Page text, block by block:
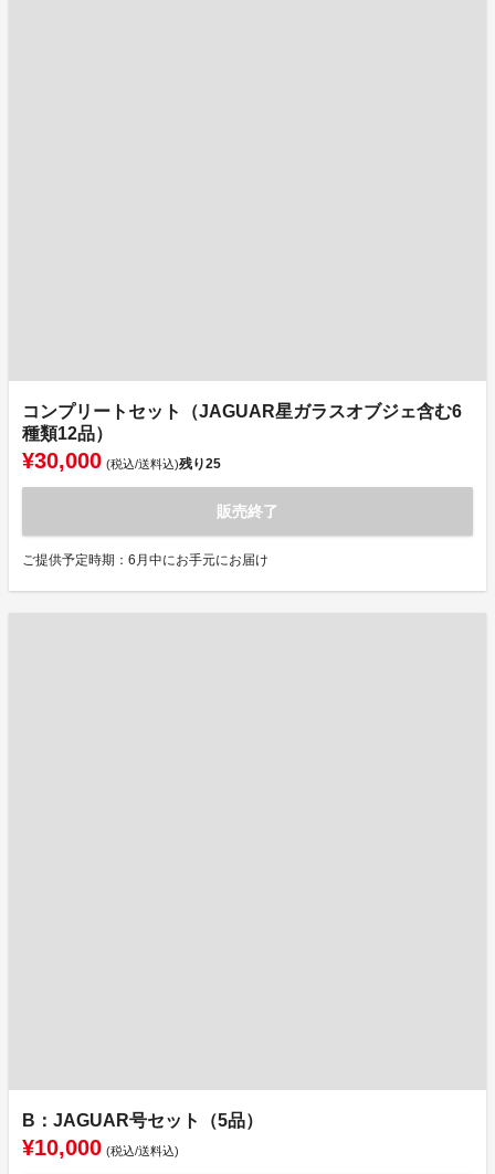
コンプリートセット（JAGUAR星ガラスオブジェ含む6
種類12品）
¥30,000 (税込/送料込)残り25
販売終了
ご提供予定時期：6月中にお手元にお届け
B：JAGUAR号セット（5品）
¥10,000 (税込/送料込)